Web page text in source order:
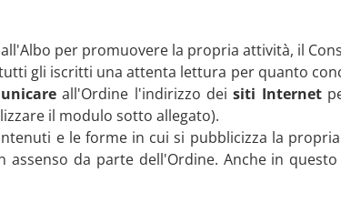
per promuovere la propria attività, il
gli iscritti una attenta lettura per quanto
all'Ordine l'indirizzo deisiti Internet
il modulo sotto allegato).
e le forme in cui si pubblicizza la
da parte dell'Ordine. Anche in questo